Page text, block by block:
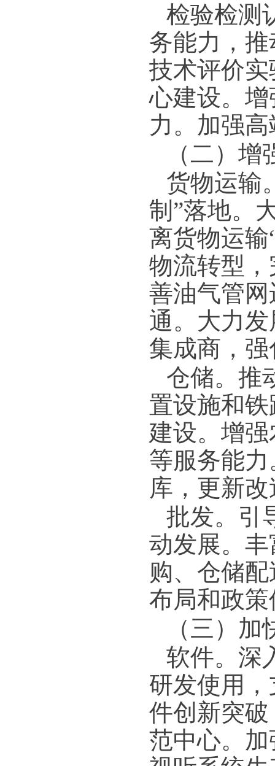
检验检测
务能力，
技术评价
心建设。
力。加强
（二）
货物运输
制”落地。
离货物运输
物流转型
善油气管
通。大力
集成商，
仓储。 推
置设施和
建设。增
等服务能
库，更新
批发。 引
动发展。
购、仓储
布局和政
（三）
软件。 深
研发使用
件创新突
范中心。